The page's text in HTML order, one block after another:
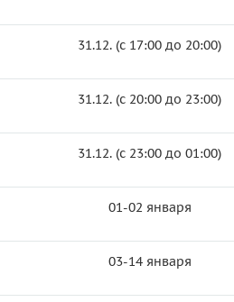
31.12. (c 17:00 до 20:00)
31.12. (c 20:00 до 23:00)
31.12. (c 23:00 до 01:00)
01-02 января
03-14 января